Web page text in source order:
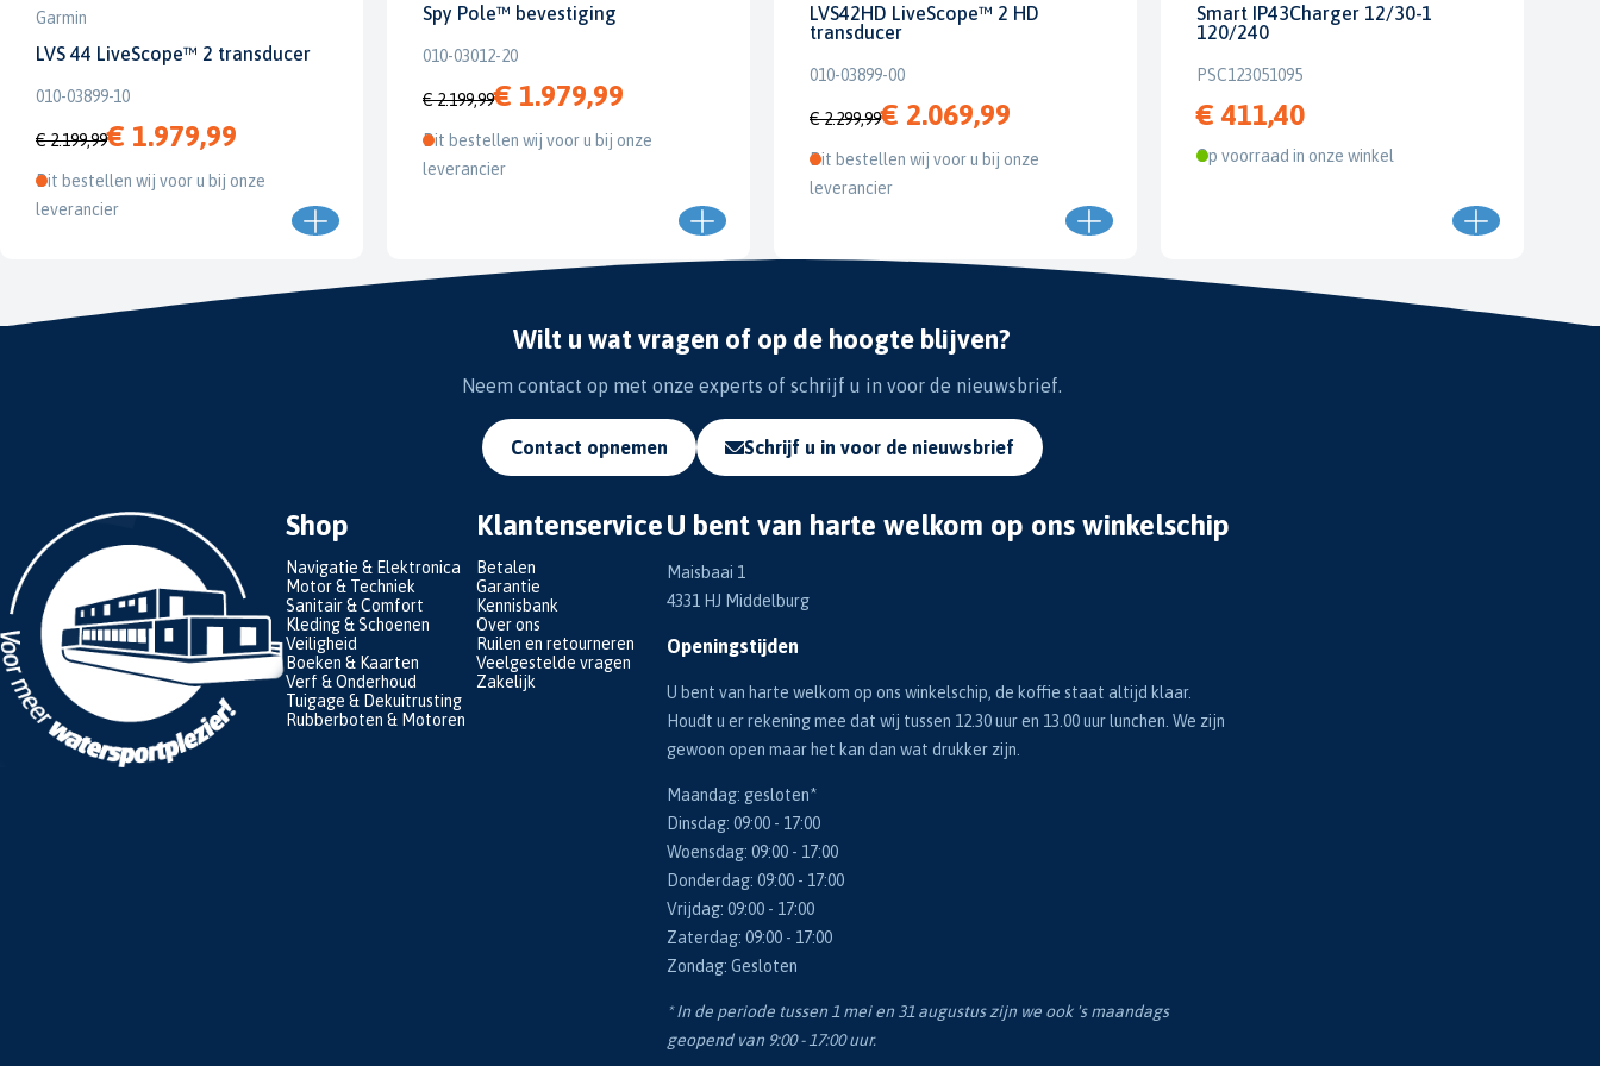
Garmin
LVS 44 LiveScope™ 2 transducer
010-03899-10
€ 2.199,99€ 1.979,99
Dit bestellen wij voor u bij onze
leverancier
Spy Pole™ bevestiging
010-03012-20
€ 2.199,99€ 1.979,99
Dit bestellen wij voor u bij onze
leverancier
LVS42HD LiveScope™ 2 HD
transducer
010-03899-00
€ 2.299,99€ 2.069,99
Dit bestellen wij voor u bij onze
leverancier
Smart IP43Charger 12/30-1
120/240
PSC123051095
€ 411,40
Op voorraad in onze winkel
Wilt u wat vragen of op de hoogte blijven?
Neem contact op met onze experts of schrijf u in voor de nieuwsbrief.
Contact opnemen Schrijf u in voor de nieuwsbrief
Shop
Navigatie & Elektronica
Motor & Techniek
Sanitair & Comfort
Kleding & Schoenen
Veiligheid
Boeken & Kaarten
Verf & Onderhoud
Tuigage & Dekuitrusting
Rubberboten & Motoren
Klantenservice
Betalen
Garantie
Kennisbank
Over ons
Ruilen en retourneren
Veelgestelde vragen
Zakelijk
U bent van harte welkom op ons winkelschip
Maisbaai 1
4331 HJ Middelburg
Openingstijden
U bent van harte welkom op ons winkelschip, de koffie staat altijd klaar.
Houdt u er rekening mee dat wij tussen 12.30 uur en 13.00 uur lunchen. We zijn
gewoon open maar het kan dan wat drukker zijn.
Maandag: gesloten*
Dinsdag: 09:00 - 17:00
Woensdag: 09:00 - 17:00
Donderdag: 09:00 - 17:00
Vrijdag: 09:00 - 17:00
Zaterdag: 09:00 - 17:00
Zondag: Gesloten
* In de periode tussen 1 mei en 31 augustus zijn we ook 's maandags
geopend van 9:00 - 17:00 uur.